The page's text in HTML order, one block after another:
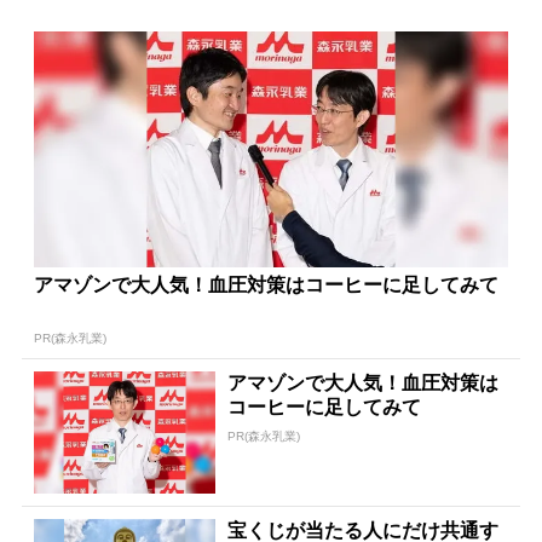
アマゾンで大人気！血圧対策はコーヒーに足してみて
PR(森永乳業)
アマゾンで大人気！血圧対策は
コーヒーに足してみて
PR(森永乳業)
宝くじが当たる人にだけ共通す